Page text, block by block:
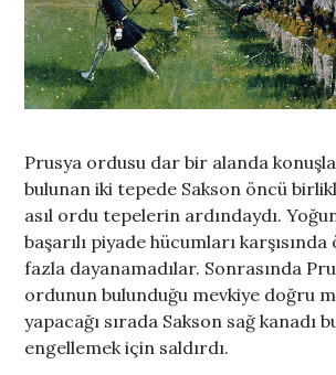
Prusya ordusu dar bir alanda
bulunan iki tepede Sakson öncü
asıl ordu tepelerin ardındaydı.
başarılı piyade hücumları
fazla dayanamadılar. Sonrasında
ordunun bulunduğu mevkiye doğru
yapacağı sırada Sakson sağ kanadı
engellemek için saldırdı.